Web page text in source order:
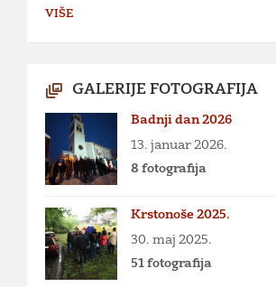
VIŠE
GALERIJE FOTOGRAFIJA
Badnji dan 2026
13. januar 2026.
8 fotografija
Krstonoše 2025.
30. maj 2025.
51 fotografija